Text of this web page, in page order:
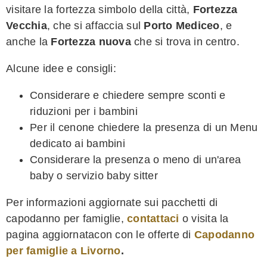
visitare la fortezza simbolo della città, Fortezza
Vecchia, che si affaccia sul Porto Mediceo, e
anche la Fortezza nuovache si trova in centro.
Alcune idee e consigli:
Considerare e chiedere sempre sconti e
riduzioni per i bambini
Per il cenone chiedere la presenza di un Menu
dedicato ai bambini
Considerare la presenza o meno di un'area
baby o servizio baby sitter
Per informazioni aggiornate sui pacchetti di
capodanno per famiglie, contattaci o visita la
pagina aggiornatacon con le offerte di Capodanno
per famiglie a Livorno.